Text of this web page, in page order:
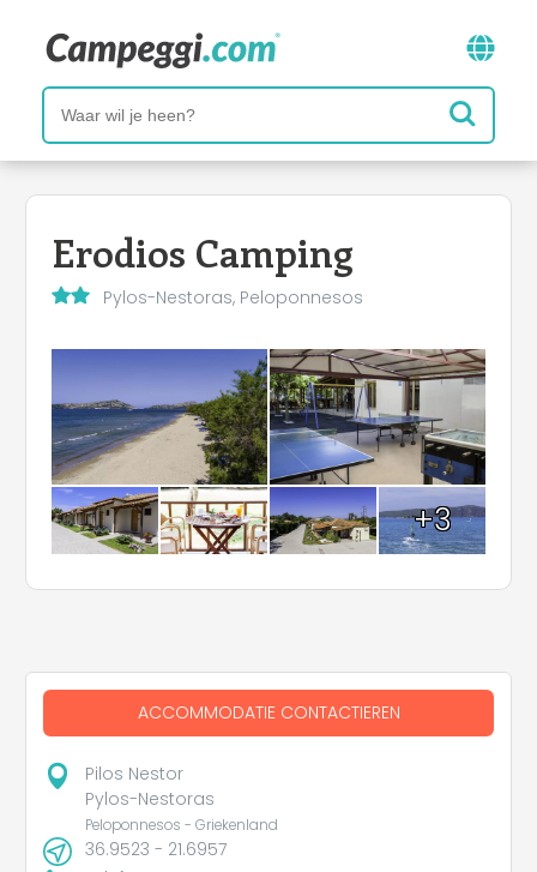
Erodios Camping
Pylos-Nestoras, Peloponnesos
+3
ACCOMMODATIE CONTACTIEREN
Pilos Nestor
Pylos-Nestoras
Peloponnesos - Griekenland
36.9523 - 21.6957